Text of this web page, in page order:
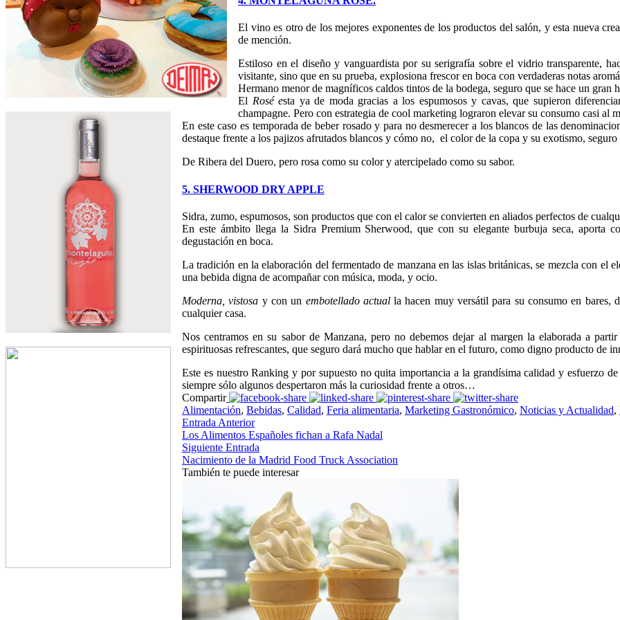
El vino es otro de los mejores exponentes de los productos del salón, y esta nueva
de mención.
Estiloso en el diseño y vanguardista por su serigrafía sobre el vidrio transparente,
visitante, sino que en su prueba, explosiona frescor en boca con verdaderas notas
Hermano menor de magníficos caldos tintos de la bodega, seguro que se hace un gran
El Rosé esta ya de moda gracias a los espumosos y cavas, que supieron
champagne. Pero con estrategia de cool marketing lograron elevar su consumo casi al
En este caso es temporada de beber rosado y para no desmerecer a los blancos de las
destaque frente a los pajizos afrutados blancos y cómo no, el color de la copa y su exotismo,
De Ribera del Duero, pero rosa como su color y atercipelado como su sabor.
5. SHERWOOD DRY APPLE
Sidra, zumo, espumosos, son productos que con el calor se convierten en aliados perfectos de
En este ámbito llega la Sidra Premium Sherwood, que con su elegante burbuja seca, aporta
degustación en boca.
La tradición en la elaboración del fermentado de manzana en las islas británicas, se mezcla con el
una bebida digna de acompañar con música, moda, y ocio.
Moderna, vistosa y con un embotellado actualla hacen muy versátil para su consumo en bares,
cualquier casa.
Nos centramos en su sabor de Manzana, pero no debemos dejar al margen la elaborada a
espirituosas refrescantes, que seguro dará mucho que hablar en el futuro, como digno producto de
Este es nuestro Ranking y por supuesto no quita importancia a la grandísima calidad y esfuerzo
siempre sólo algunos despertaron más la curiosidad frente a otros…
Compartir
Alimentación, Bebidas, Calidad, Feria alimentaria, Marketing Gastronómico, Noticias y Actualidad,
Entrada Anterior
Los Alimentos Españoles fichan a Rafa Nadal
Siguiente Entrada
Nacimiento de la Madrid Food Truck Association
También te puede interesar